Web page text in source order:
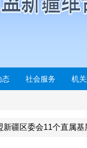
态 社会服务 机
新疆区委会11个直属